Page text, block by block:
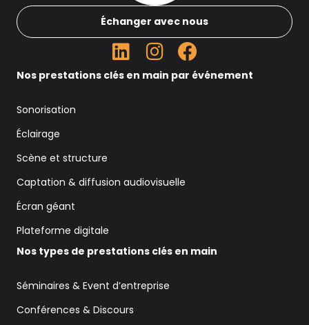
Échanger avec nous
Nos prestations clés en main par événement
Sonorisation
Éclairage
Scène et structure
Captation & diffusion audiovisuelle
Écran géant
Plateforme digitale
Nos types de prestations clés en main
Séminaires & Event d’entreprise
Conférences & Discours